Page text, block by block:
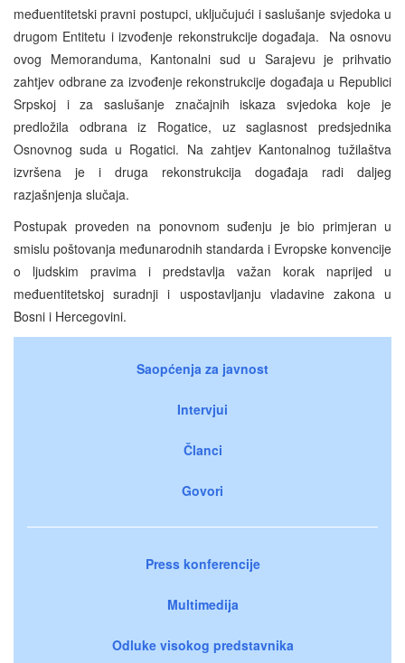
međuentitetski pravni postupci, uključujući i saslušanje svjedoka u
drugom Entitetu i izvođenje rekonstrukcije događaja. Na osnovu
ovog Memoranduma, Kantonalni sud u Sarajevu je prihvatio
zahtjev odbrane za izvođenje rekonstrukcije događaja u Republici
Srpskoj i za saslušanje značajnih iskaza svjedoka koje je
predložila odbrana iz Rogatice, uz saglasnost predsjednika
Osnovnog suda u Rogatici. Na zahtjev Kantonalnog tužilaštva
izvršena je i druga rekonstrukcija događaja radi daljeg
razjašnjenja slučaja.
Postupak proveden na ponovnom suđenju je bio primjeran u
smislu poštovanja međunarodnih standarda i Evropske konvencije
o ljudskim pravima i predstavlja važan korak naprijed u
međuentitetskoj suradnji i uspostavljanju vladavine zakona u
Bosni i Hercegovini.
Saopćenja za javnost
Intervjui
Članci
Govori
Press konferencije
Multimedija
Odluke visokog predstavnika